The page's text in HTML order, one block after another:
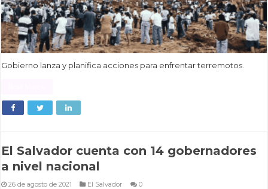
Gobierno lanza y planifica acciones para enfrentar terremotos.
El Salvador cuenta con 14 gobernadores
a nivel nacional
26 de agosto de 2021 El Salvador 0